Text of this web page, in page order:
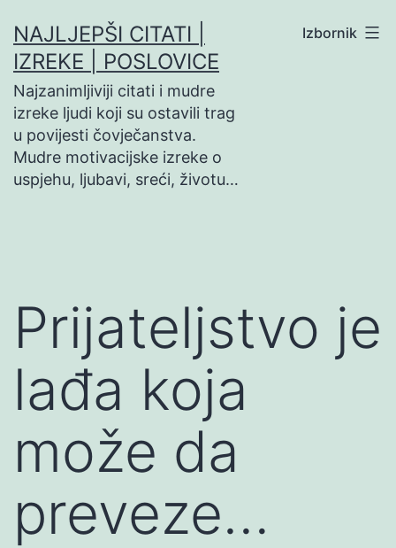
na
sadržaj
NAJLJEPŠI CITATI |
IZREKE | POSLOVICE
Najzanimljiviji citati i mudre
izreke ljudi koji su ostavili trag
u povijesti čovječanstva.
Mudre motivacijske izreke o
uspjehu, ljubavi, sreći, životu…
Izbornik
Prijateljstvo je
lađa koja
može da
preveze…